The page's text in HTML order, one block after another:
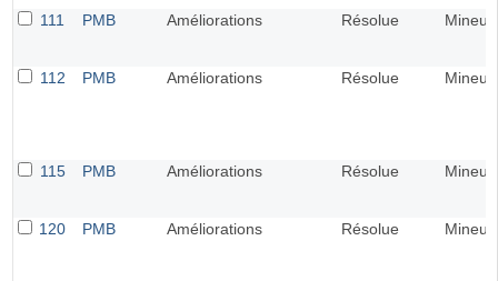
111 PMB Améliorations Résolue Mineur
112 PMB Améliorations Résolue Mineur
115 PMB Améliorations Résolue Mineur
120 PMB Améliorations Résolue Mineur